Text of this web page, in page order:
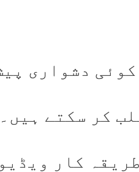
دشواری
کر سکتے
کار